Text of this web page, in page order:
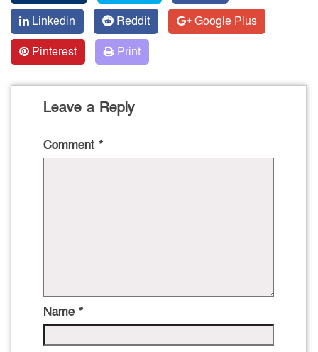
Linkedin
Reddit
Google Plus
Pinterest
Print
Leave a Reply
Comment *
Name *